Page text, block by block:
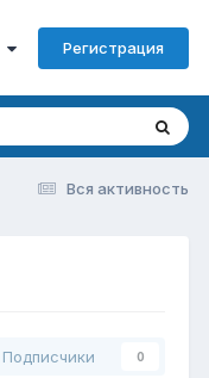
Регистрация
Вся активность
Подписчики 0